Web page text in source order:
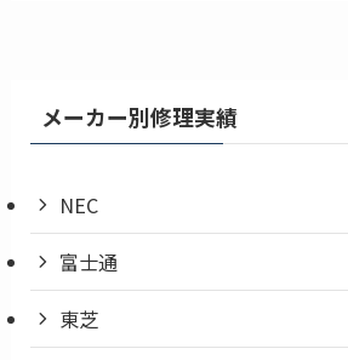
メーカー別修理実績
NEC
富士通
東芝